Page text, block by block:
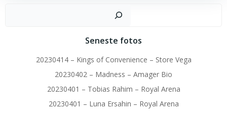
Seneste fotos
20230414 – Kings of Convenience – Store Vega
20230402 – Madness – Amager Bio
20230401 – Tobias Rahim – Royal Arena
20230401 – Luna Ersahin – Royal Arena